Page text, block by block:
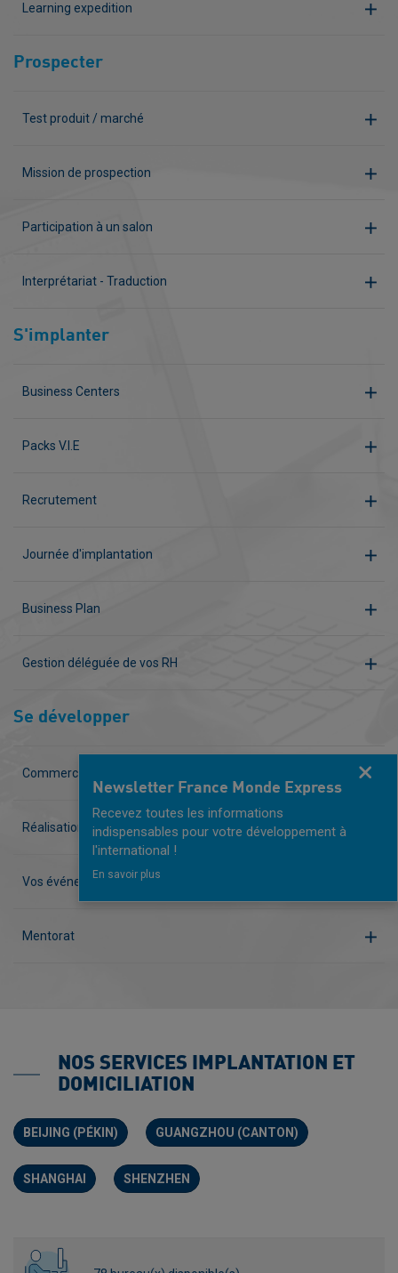
Learning expedition
Prospecter
Test produit / marché
Mission de prospection
Participation à un salon
Interprétariat - Traduction
S'implanter
Business Centers
Packs V.I.E
Recrutement
Journée d'implantation
Business Plan
Gestion déléguée de vos RH
Se développer
Commercial à temps partagé
Réalisation de vos supports de communication
Vos événements clés en main
Mentorat
NOS SERVICES IMPLANTATION ET
DOMICILIATION
BEIJING (PÉKIN) GUANGZHOU (CANTON)
SHANGHAI SHENZHEN
Newsletter France Monde Express
Recevez toutes les informations
indispensables pour votre développement à
l'international !
En savoir plus